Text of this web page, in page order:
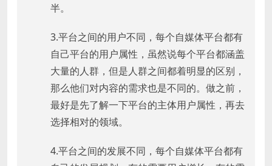
半。
3.平台之间的用户不同，每个自媒体平台都有
自己平台的用户属性，虽然说每个平台都涵盖
大量的人群，但是人群之间都着明显的区别，
那么他们对内容的需求也是不同的。做之前，
最好是先了解一下平台的主体用户属性，再去
选择相对的领域。
4.平台之间的发展不同，每个自媒体平台都有